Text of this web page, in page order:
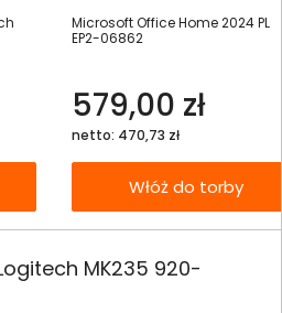
Microsoft Office Home 2024 PL
EP2-06862
579,00 zł
netto: 470,73 zł
Włóż do torby
MK235 920-